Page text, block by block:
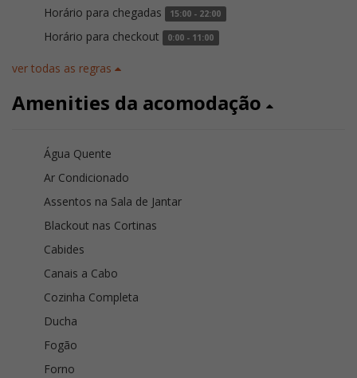
Horário para chegadas 15:00 - 22:00
Horário para checkout 0:00 - 11:00
ver todas as regras
Amenities da acomodação
Água Quente
Ar Condicionado
Assentos na Sala de Jantar
Blackout nas Cortinas
Cabides
Canais a Cabo
Cozinha Completa
Ducha
Fogão
Forno